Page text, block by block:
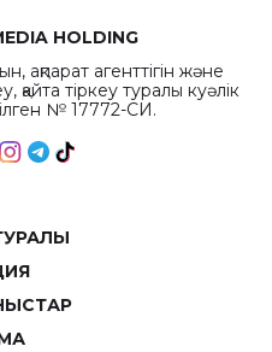
HOLDING
ақпарат агенттігін және
тіркеу туралы куәлік
№ 17772-СИ.